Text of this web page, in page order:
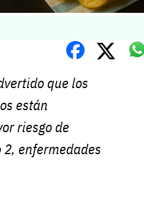
que los
están
riesgo de
enfermedades